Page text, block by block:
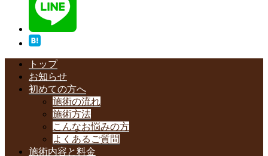
トップ
お知らせ
初めての方へ
施術の流れ
施術方法
こんなお悩みの方
よくあるご質問
施術内容と料金